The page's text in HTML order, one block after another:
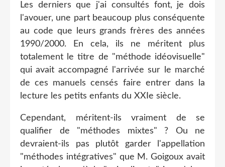
Les derniers que j'ai consultés font, je dois
l'avouer, une part beaucoup plus conséquente
au code que leurs grands frères des années
1990/2000. En cela, ils ne méritent plus
totalement le titre de "méthode idéovisuelle"
qui avait accompagné l'arrivée sur le marché
de ces manuels censés faire entrer dans la
lecture les petits enfants du XXIe siècle.
Cependant, méritent-ils vraiment de se
qualifier de "méthodes mixtes" ? Ou ne
devraient-ils pas plutôt garder l'appellation
"méthodes intégratives" que M. Goigoux avait